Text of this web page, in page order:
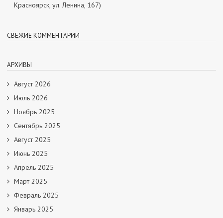
Красноярск, ул. Ленина, 167)
СВЕЖИЕ КОММЕНТАРИИ
АРХИВЫ
Август 2026
Июль 2026
Ноябрь 2025
Сентябрь 2025
Август 2025
Июнь 2025
Апрель 2025
Март 2025
Февраль 2025
Январь 2025